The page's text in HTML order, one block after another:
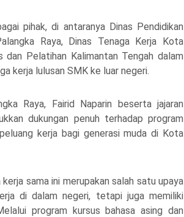
pihak, di antaranya Dinas Pendidikan
Raya, Dinas Tenaga Kerja Kota
dan Pelatihan Kalimantan Tengah dalam
kerja lulusan SMK ke luar negeri.
Raya, Fairid Naparin beserta jajaran
dukungan penuh terhadap program
kerja bagi generasi muda di Kota
sama ini merupakan salah satu upaya
di dalam negeri, tetapi juga memiliki
program kursus bahasa asing dan